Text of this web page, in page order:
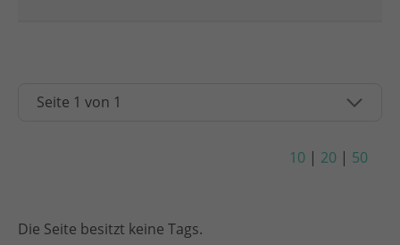
10 | 20 | 50
Die Seite besitzt keine Tags.